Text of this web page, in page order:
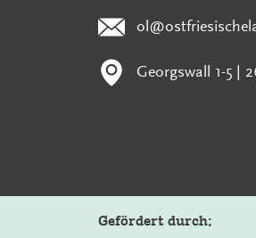
Georgswall 1-5 |
Gefördert durch: